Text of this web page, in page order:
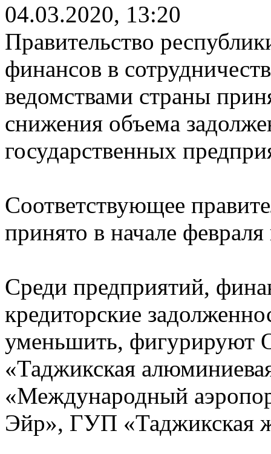
04.03.2020, 13:20
Правительство
финансов в
ведомствами страны
снижения объема
государственных
Соответствующее
принято в начале
Среди предприятий,
кредиторские
уменьшить,
«Таджикская
«Международный
Эйр», ГУП «Таджикская